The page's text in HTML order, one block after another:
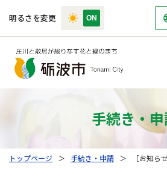
明るさを変更
手続き・
トップページ ＞ 手続き・申請 ＞ ［お知ら